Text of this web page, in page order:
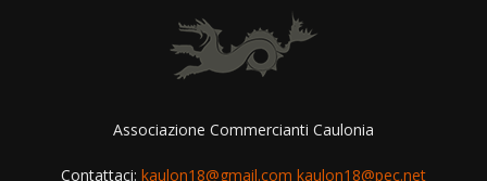
Associazione Commercianti Caulonia
Contattaci: kaulon18@gmail.com kaulon18@pec.net